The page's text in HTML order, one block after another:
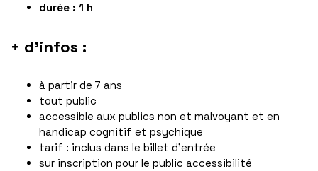
durée : 1 h
+ d'infos :
à partir de 7 ans
tout public
accessible aux publics non et malvoyant et en
handicap cognitif et psychique
tarif : inclus dans le billet d'entrée
sur inscription pour le public accessibilité